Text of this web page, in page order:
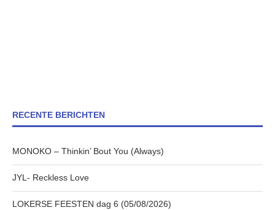
RECENTE BERICHTEN
MONOKO – Thinkin’ Bout You (Always)
JYL- Reckless Love
LOKERSE FEESTEN dag 6 (05/08/2026)